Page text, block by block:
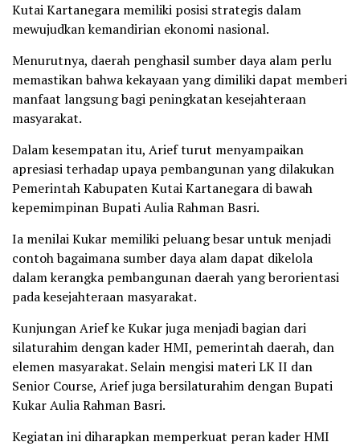
Kutai Kartanegara memiliki posisi strategis dalam
mewujudkan kemandirian ekonomi nasional.
Menurutnya, daerah penghasil sumber daya alam perlu
memastikan bahwa kekayaan yang dimiliki dapat memberi
manfaat langsung bagi peningkatan kesejahteraan
masyarakat.
Dalam kesempatan itu, Arief turut menyampaikan
apresiasi terhadap upaya pembangunan yang dilakukan
Pemerintah Kabupaten Kutai Kartanegara di bawah
kepemimpinan Bupati Aulia Rahman Basri.
Ia menilai Kukar memiliki peluang besar untuk menjadi
contoh bagaimana sumber daya alam dapat dikelola
dalam kerangka pembangunan daerah yang berorientasi
pada kesejahteraan masyarakat.
Kunjungan Arief ke Kukar juga menjadi bagian dari
silaturahim dengan kader HMI, pemerintah daerah, dan
elemen masyarakat. Selain mengisi materi LK II dan
Senior Course, Arief juga bersilaturahim dengan Bupati
Kukar Aulia Rahman Basri.
Kegiatan ini diharapkan memperkuat peran kader HMI